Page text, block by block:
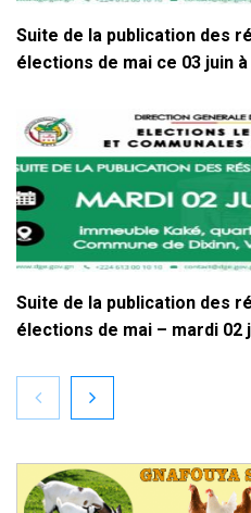
Suite de la publication des
élections de mai ce 03 juin à
Suite de la publication des
élections de mai – mardi 02